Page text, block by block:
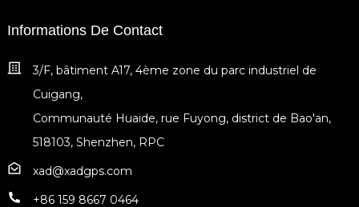
Informations De Contact
3/F, bâtiment A17, 4ème zone du parc industriel de
Cuigang,
Communauté Huaide, rue Fuyong, district de Bao'an,
518103, Shenzhen, RPC
xad@xadgps.com
+86 159 8667 0464